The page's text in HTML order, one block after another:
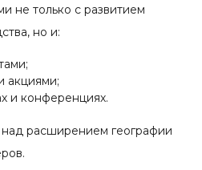
не только с развитием
но и:
акциями;
и конференциях.
расширением географии